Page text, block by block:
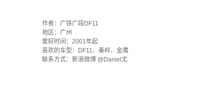
作者：广铁广段DF11
地区：广州
爱好时间：2001年起
喜欢的车型：DF11、秦岭、金鹰
联系方式：新浪微博 @Daniel尤